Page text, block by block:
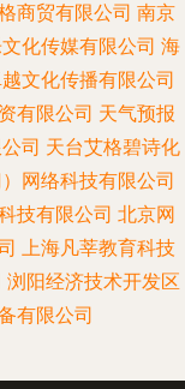
商贸有限公司 南京
化传媒有限公司 海
文化传播有限公司
有限公司 天气预报
司 天台艾格碧诗化
网络科技有限公司
技有限公司 北京网
上海凡莘教育科技
浏阳经济技术开发区
有限公司